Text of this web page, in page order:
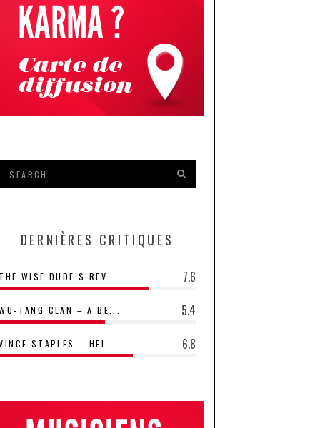
DERNIÈRES CRITIQUES
7.6
THE WISE DUDE’S REV...
5.4
TANG CLAN – A BE...
6.8
STAPLES – HEL...